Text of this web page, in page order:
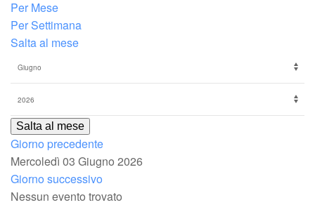
Per Mese
Per Settimana
Salta al mese
Salta al mese
Giorno precedente
Mercoledì 03 Giugno 2026
Giorno successivo
Nessun evento trovato